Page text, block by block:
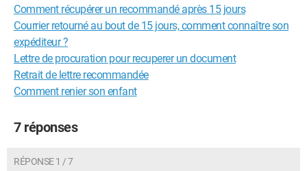
Comment récupérer un recommandé après 15 jours
Courrier retourné au bout de 15 jours, comment connaître son
expéditeur ?
Lettre de procuration pour recuperer un document
Retrait de lettre recommandée
Comment renier son enfant
7 réponses
RÉPONSE 1 / 7